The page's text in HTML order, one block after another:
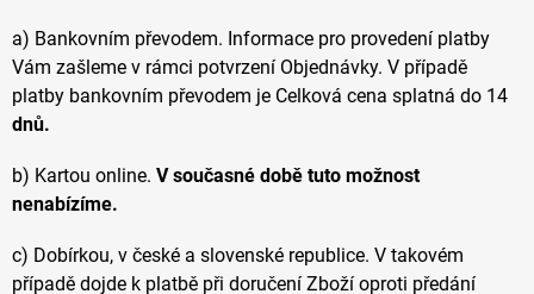
a) Bankovním převodem. Informace pro provedení platby
Vám zašleme v rámci potvrzení Objednávky. V případě
platby bankovním převodem je Celková cena splatná do 14
dnů.
b) Kartou online. V současné době tuto možnost
nenabízíme.
c) Dobírkou, v české a slovenské republice. V takovém
případě dojde k platbě při doručení Zboží oproti předání